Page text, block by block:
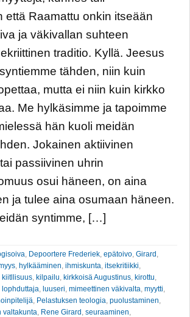
että Raamattu onkin itseään
ja väkivallan suhteen
traditio. Kyllä. Jeesus
tähden, niin kuin
mutta ei niin kuin kirkko
Me hylkäsimme ja tapoimme
hän kuoli meidän
Jokainen aktiivinen
passiivinen uhrin
osui häneen, on aina
ja tulee aina osumaan häneen.
syntimme, […]
Depoortere Frederiek epätoivo Girard
hylkääminen ihmiskunta itsekritiikki
kiitllisuus kilpailu kirkkoisä Augustinus kirottu
lophduttaja luuseri mimeettinen väkivalta myytti
Pelastuksen teologia puolustaminen
valtakunta Rene Girard seuraaminen